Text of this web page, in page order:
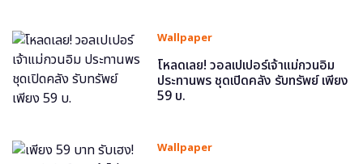
Wallpaper
โหลดเลย! วอลเปเปอร์เจ้าแม่กวนอิม
ประทานพร ชุดเปิดคลัง รับทรัพย์ เพียง
59 บ.
Wallpaper